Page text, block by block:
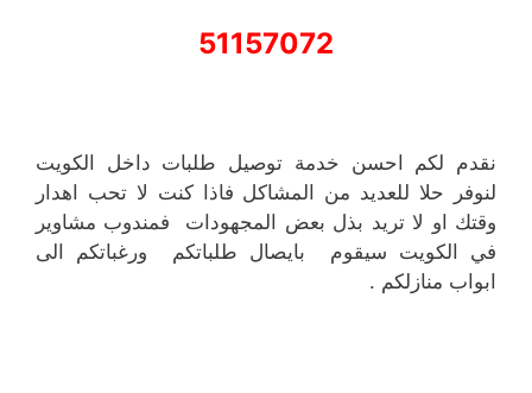
51157072
نقدم لكم احسن خدمة توصيل طلبات داخل الكويت
لنوفر حلا للعديد من المشاكل فاذا كنت لا تحب اهدار
وقتك او لا تريد بذل بعض المجهودات فمندوب مشاوير
في الكويت سيقوم بايصال طلباتكم ورغباتكم الى
ابواب منازلكم .